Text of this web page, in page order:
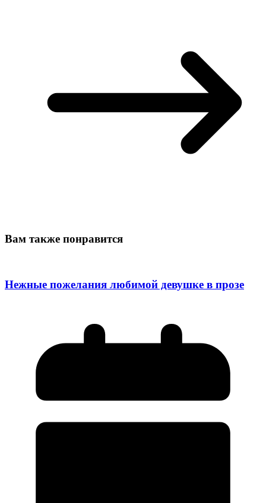
Вам также понравится
Нежные пожелания любимой девушке в прозе